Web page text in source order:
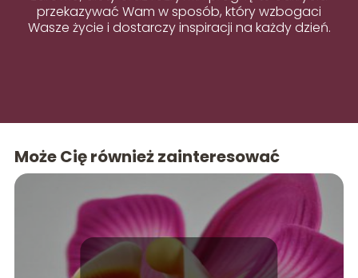
przekazywać Wam w sposób, który wzbogaci
Wasze życie i dostarczy inspiracji na każdy dzień.
Może Cię również zainteresować